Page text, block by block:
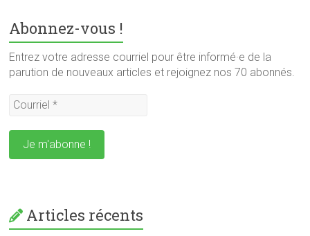
Abonnez-vous !
Entrez votre adresse courriel pour être informé·e de la
parution de nouveaux articles et rejoignez nos 70 abonnés.
Articles récents